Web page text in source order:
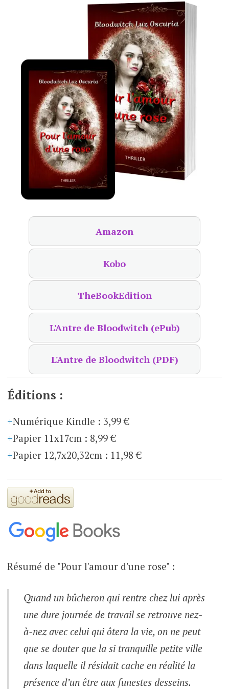
Amazon
Kobo
TheBookEdition
L'Antre de Bloodwitch (ePub)
L'Antre de Bloodwitch (PDF)
Éditions :
Numérique Kindle : 3,99 €
Papier 11x17cm : 8,99 €
Papier 12,7x20,32cm : 11,98 €
Résumé de "Pour l'amour d'une rose" :
Quand un bûcheron qui rentre chez lui après
une dure journée de travail se retrouve nez-
à-nez avec celui qui ôtera la vie, on ne peut
que se douter que la si tranquille petite ville
dans laquelle il résidait cache en réalité la
présence d’un être aux funestes desseins.